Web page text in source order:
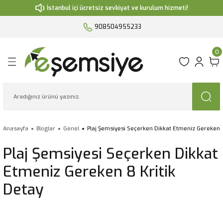
İstanbul içi ücretsiz sevkiyat ve kurulum hizmeti!
908504955233
0
Anasayfa Bloglar Genel Plaj Şemsiyesi Seçerken Dikkat Etmeniz Gereken
Plaj Şemsiyesi Seçerken Dikkat
Etmeniz Gereken 8 Kritik
Detay
Geri Dön
Geri Dön
Geri Dön
Geri Dön
Geri Dön